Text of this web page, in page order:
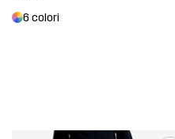
6 colori